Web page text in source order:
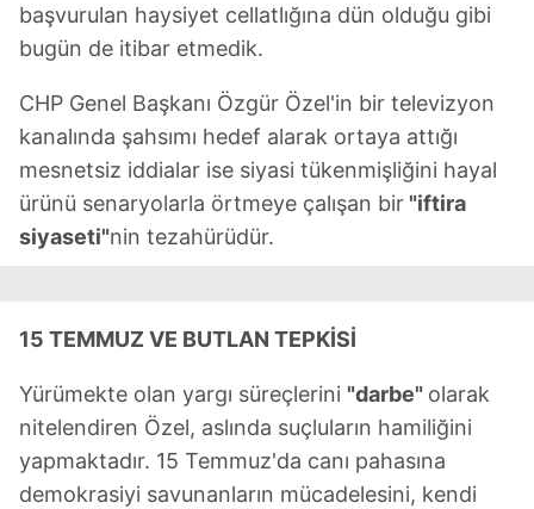
6698 sayılı Kişisel Verilerin Korunması Kanunu uyarınca
ilgili mevzuata uygun olarak kullanılan çerezlerle ilgili bilgi
almak için lütfen
tıklayınız
başvurulan haysiyet cellatlığına dün olduğu gibi
bugün de itibar etmedik.
CHP Genel Başkanı Özgür Özel'in bir televizyon
kanalında şahsımı hedef alarak ortaya attığı
mesnetsiz iddialar ise siyasi tükenmişliğini hayal
ürünü senaryolarla örtmeye çalışan bir "iftira
siyaseti"nin tezahürüdür.
15 TEMMUZ VE BUTLAN TEPKİSİ
Yürümekte olan yargı süreçlerini "darbe" olarak
nitelendiren Özel, aslında suçluların hamiliğini
yapmaktadır. 15 Temmuz'da canı pahasına
demokrasiyi savunanların mücadelesini, kendi